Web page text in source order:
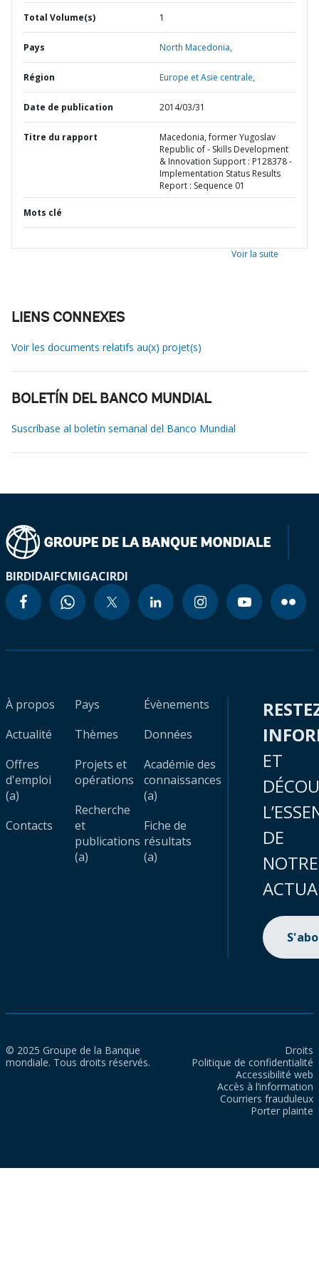
Total Volume(s) 1
Pays North Macedonia,
Région Europe et Asie centrale,
Date de publication 2014/03/31
Titre du rapport
Macedonia, former Yugoslav
Republic of - Skills Development
& Innovation Support : P128378 -
Implementation Status Results
Report : Sequence 01
Mots clé
Voir la suite
LIENS CONNEXES
Voir les documents relatifs au(x) projet(s)
BOLETÍN DEL BANCO MUNDIAL
Suscríbase al boletín semanal del Banco Mundial
BIRDIDAIFCMIGACIRDI
À propos
Actualité
Offres
d'emploi
(a)
Contacts
Pays
Thèmes
Projets et
opérations
Recherche
et
publications
(a)
Évènements
Données
Académie des
connaissances
(a)
Fiche de
résultats
(a)
ET
DE
NOTRE
© 2025 Groupe de la Banque
mondiale. Tous droits réservés.
Droits
Politique de confidentialité
Accessibilité web
Accès à l’information
Courriers frauduleux
Porter plainte